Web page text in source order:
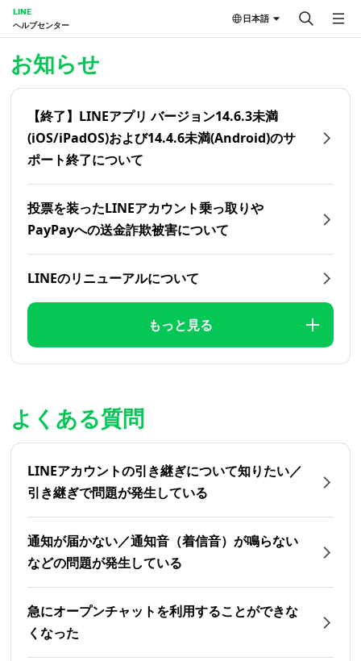
LINE
ヘルプセンター
日本語
お知らせ
【終了】LINEアプリ バージョン14.6.3未満
(iOS/iPadOS)および14.4.6未満(Android)のサ
ポート終了について
投票を装ったLINEアカウント乗っ取りや
PayPayへの送金詐欺被害について
LINEのリニューアルについて
もっと見る
よくある質問
LINEアカウントの引き継ぎについて知りたい／
引き継ぎで問題が発生している
通知が届かない／通知音（着信音）が鳴らない
などの問題が発生している
急にオープンチャットを利用することができな
くなった